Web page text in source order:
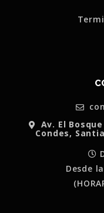
Av. El
Condes,
Desde